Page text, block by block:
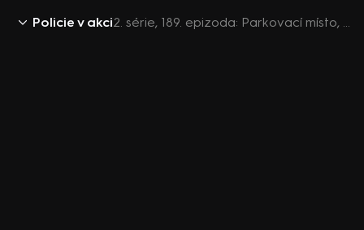
Policie v akci 2. série, 189. epizoda: Parkovací místo, Informovaná seniorka, Feťáci, Ukradených 350.000